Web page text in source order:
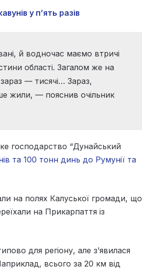
у п’ять разів
й водночас маємо втричі
області. Загалом же на
— тисячі… Зараз,
жили, — пояснив очільник
господарство “Дунайський
та 100 тонн динь до Румунії та
на полях Калуської громади, що
на Прикарпаття із
для регіону, але з’явилася
всього за 20 км від